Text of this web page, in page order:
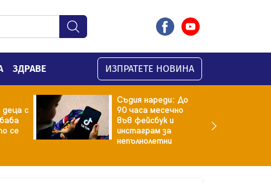
ЗДРАВЕ ИЗПРАТЕТЕ НОВИНА
с
се
Съдия нареди: До
90 часа месечно
във фейсбук и
инстаграм за
непълнолетни